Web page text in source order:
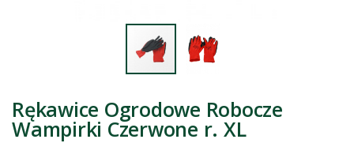
Rękawice Ogrodowe Robocze
Wampirki Czerwone r. XL